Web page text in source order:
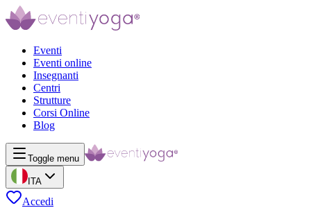
Eventi
Eventi online
Insegnanti
Centri
Strutture
Corsi Online
Blog
Toggle menu
ITA
Accedi